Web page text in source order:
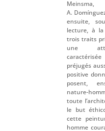
A.
ensuite,
lecture, à la
trois traits
une
préjugés
positive
posent,
nature-
toute
le but
cette
homme